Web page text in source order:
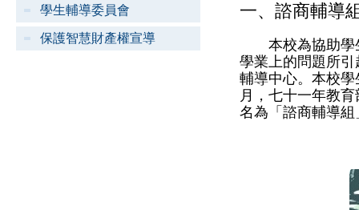
學生輔導委員會
保護智慧財產權宣導
一、諮商輔導
本校為協助學生
學業上的問題所
輔導中心。本校
月，七十一年教
名為「諮商輔導組